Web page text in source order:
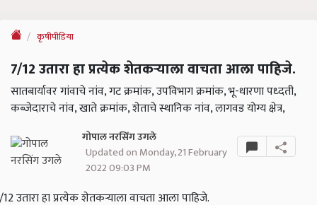
कृषीपीडिया
7/12 उतारा हा प्रत्येक शेतकर्‍याला वाचता आला पाहिजे.
सातबार्यावर गांवाचे नांव, गट क्रमांक, उपविभाग क्रमांक, भू-धारणा पध्दती,
कब्जेदाराचे नांव, खाते क्रमांक, शेताचे स्थानिक नांव, लागवड योग्य क्षेत्र,
गोपाल नरसिंग उगले
Updated on Monday, 21 February
2022 09:03 PM